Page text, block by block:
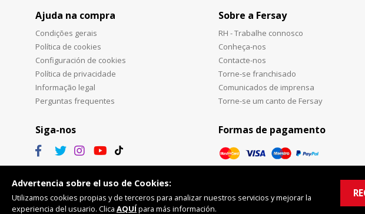
Ajuda na compra
Condições gerais
Política de cookies
Configuración de cookies
Política de privacidade
Informação legal
Perguntas frequentes
Sobre a Fersay
RH - Trabalhe connosco
Conheça-nos
Contacte-nos
Torne-se franchisado
Comunicados de imprensa
Torne-se um canto de Fersay
Siga-nos Formas de pagamento
Advertencia sobre el uso de Cookies:
Utilizamos cookies propias y de terceros para analizar nuestros servicios y mejorar la
experiencia del usuario. Clica AQUÍpara más información.